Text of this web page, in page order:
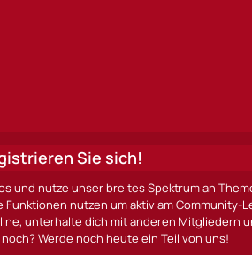
Sie sich!
und nutze unser breites Spektrum an
nutzen um aktiv am Community-
unterhalte dich mit anderen Mitgliedern
Werde noch heute ein Teil von uns!